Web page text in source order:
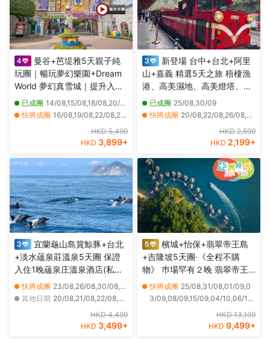
曼谷+芭堤雅5天親子純
玩團｜暢玩夢幻樂園+Dream
World 夢幻真雪城｜提升入住
2晚芭堤雅Centre Point Prime
Pattaya Deluxe Premier及暢
已成團 14/08,15/08,18/08,20/08,24/08
快將成團 16/08,19/08,22/08,25/08,26/08,27/08,28/08,29/08,30/08,31/08,01/09,02/09,04/09,05/09,06/09,07/09,08/09,09/09,10/09,11/09
25/10,27/10,29/10,01/11,03/11,05/11,08/11,10/11,12/11,15/11,17/11,19/11,22/11,24/11,26/11,29/11,01/12,03/12,06/12,08/12
HKD 5,499
HKD 3,899+
新登場 台中+台北+阿里
山+嘉義 精選5天之旅 梧棲漁
港、高美濕地、高美燈塔、阿
里山森林風景(重本安排小火車
)、苗栗百變影城、十分瀑布、
已成團 25/08,30/09
快將成團 20/08,22/08,26/08,27/08,29/08,01/09,02/09,03/09,05/09,08/09,09/09,10/09,12/09,15/09,16/09,17/09,19/09,22/09,24/09,28/09
21/08,23/08,24/08,28/08,30/08,31/08,04/09,06/09,07/09,11/09,13/09,14/09,18/09,20/09,21/09,23/09,25/09,26/09,27/09,01/10
HKD 2,599
HKD 2,199+
宜蘭龜山島賞鯨豚+台北
+淡水蘊泉莊溫泉5天團 保證
入住1晚蘊泉庄溫泉酒店(私人
溫泉客房)、幾米廣場、羅東夜
市、羅東林業文化園區、蘭陽
快將成團 23/08,26/08,30/08,02/09,07/09,09/09,15/09,16/09,20/09,23/09,30/09,04/10,18/10,20/10,26/10
其他日期 20/08,21/08,22/08,24/08,25/08,27/08,28/08,29/08,31/08,01/09,03/09,04/09,05/09,06/09,08/09,10/09,11/09,12/09,13/09,14/09
HKD 4,499
HKD 3,499+
檳城+怡保+翡翠帝王島
+吉隆坡5天團·《全程不購
物》 巿場罕有２晚 翡翠帝王
島 Garden Villa 包 SPA 、吉
隆坡五星級巿中心EQ酒店 包
家山頂夜景餐廳享用晚餐＋新
派肉骨茶+果木煙燻甘榜雞
快將成團 25/08,31/08,01/09,0
3/09,08/09,15/09,04/10,06/10,
08/10,13/10,15/10,20/10,22/10,
27/10,29/10,03/11,05/11,10/11,1
HKD 13,199
HKD 9,499+